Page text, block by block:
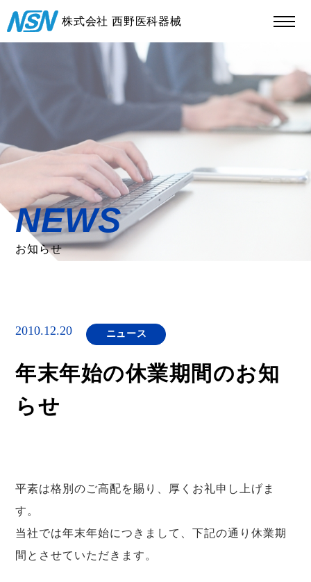
株式会社 西野医科器械
NEWS
お知らせ
2010.12.20 ニュース
年末年始の休業期間のお知
らせ
平素は格別のご高配を賜り、厚くお礼申し上げま
す。
当社では年末年始につきまして、下記の通り休業期
間とさせていただきます。